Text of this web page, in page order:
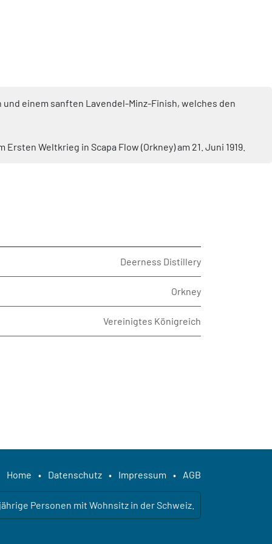
einem sanften Lavendel-Minz-Finish, welches den
Weltkrieg in Scapa Flow (Orkney) am 21. Juni 1919.
Deerness Distillery
Orkney
Vereinigtes Königreich
Home • Datenschutz • Impressum • AGB
Personen mit Wohnsitz in der Schweiz.